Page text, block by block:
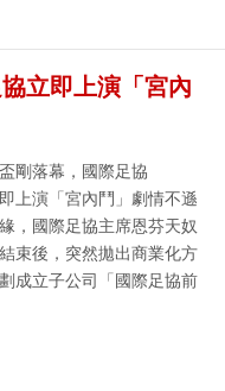
立即上演「宮內
剛落幕，國際足協
即上演「宮內鬥」劇情不遜
，國際足協主席恩芬天奴
束後，突然拋出商業化方
成立子公司「國際足協前